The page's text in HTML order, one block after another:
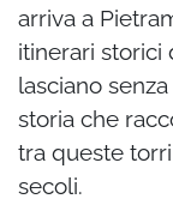
arriva a
itinerari storici
lasciano
storia che
tra queste
secoli.